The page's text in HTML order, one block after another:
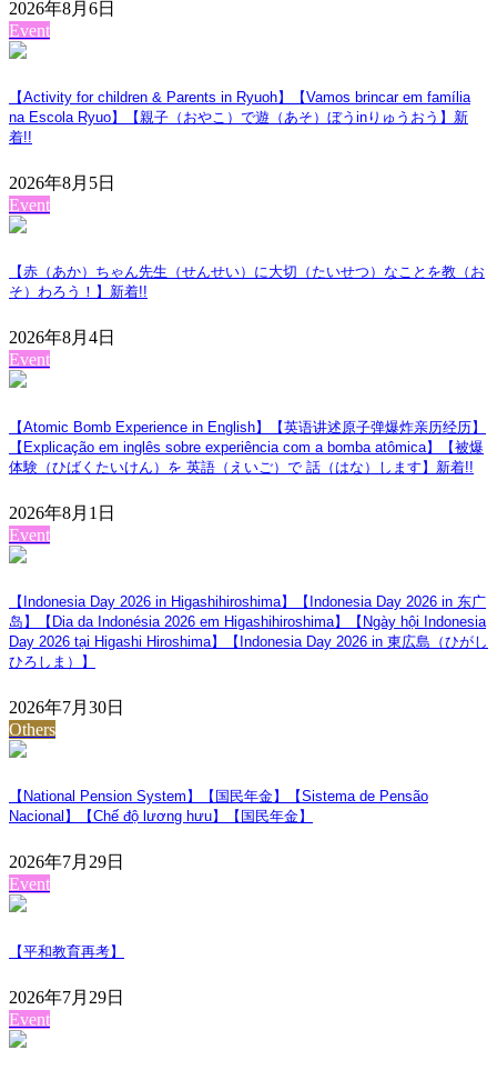
2026年8月6日
Event
【Activity for children & Parents in Ryuoh】【Vamos brincar em família
na Escola Ryuo】【親子（おやこ）で遊（あそ）ぼうinりゅうおう】 新
着!!
2026年8月5日
Event
【赤（あか）ちゃん先生（せんせい）に大切（たいせつ）なことを教（お
そ）わろう！】 新着!!
2026年8月4日
Event
【Atomic Bomb Experience in English】【英语讲述原子弹爆炸亲历经历】
【Explicação em inglês sobre experiência com a bomba atômica】【被爆
体験（ひばくたいけん）を 英語（えいご）で 話（はな）します】 新着!!
2026年8月1日
Event
【Indonesia Day 2026 in Higashihiroshima】【Indonesia Day 2026 in 东广
岛】【Dia da Indonésia 2026 em Higashihiroshima】【Ngày hội Indonesia
Day 2026 tại Higashi Hiroshima】【Indonesia Day 2026 in 東広島（ひがし
ひろしま）】
2026年7月30日
Others
【National Pension System】【国民年金】【Sistema de Pensão
Nacional】【Chế độ lương hưu】【国民年金】
2026年7月29日
Event
【平和教育再考】
2026年7月29日
Event